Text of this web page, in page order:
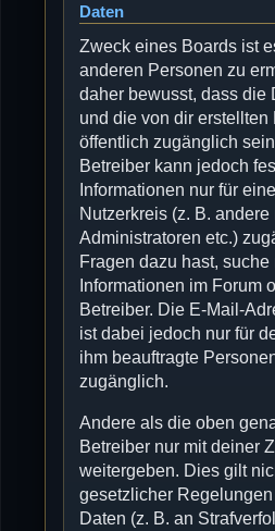
Daten
Zweck eines Boards ist
anderen Personen zu
daher bewusst, dass die
und die von dir erstellten
öffentlich zugänglich
Betreiber kann jedoch
Informationen nur für
Nutzerkreis (z. B.
Administratoren etc.)
Fragen dazu hast,
Informationen im Forum
Betreiber. Die E-Mail-
ist dabei jedoch nur für
ihm beauftragte
zugänglich.
Andere als die oben
Betreiber nur mit deiner
weitergeben. Dies gilt
gesetzlicher
Daten (z. B. an